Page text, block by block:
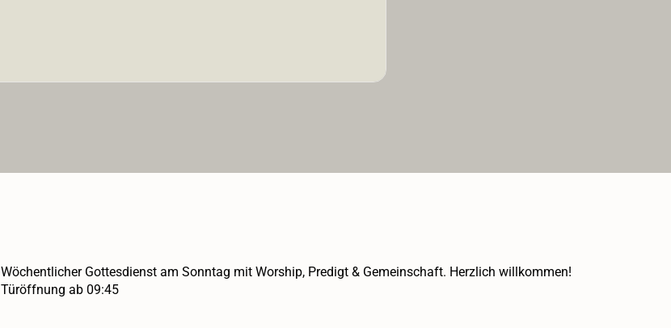
Wöchentlicher Gottesdienst am Sonntag mit Worship, Predigt & Gemeinschaft. Herzlich willkommen!
Türöffnung ab 09:45